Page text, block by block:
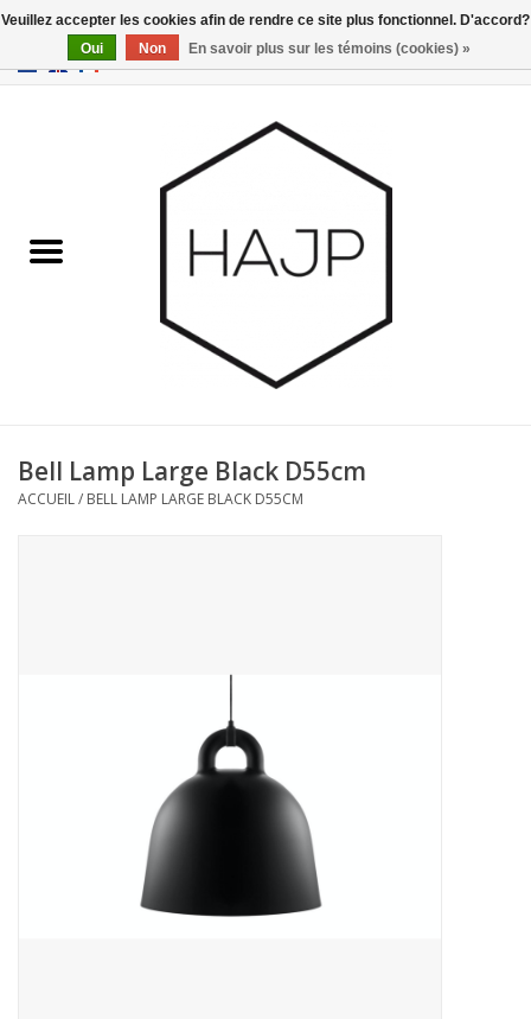
EUR/GBP 0 Articles - €0,00
Gadgets
Bell Lamp Large Black D55cm
ACCUEIL/ BELL LAMP LARGE BLACK D55CM
Veuillez accepter les cookies afin de rendre ce site plus fonctionnel. D'accord?
Oui
Non En savoir plus sur les témoins (cookies) »